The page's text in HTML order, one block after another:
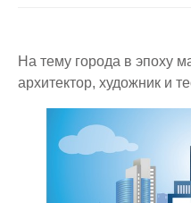
На тему города в эпоху
архитектор, художник и